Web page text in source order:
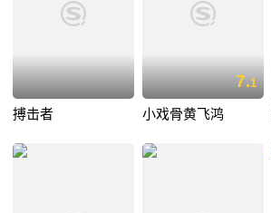
搏击者
7.1
小戏骨黄飞鸿